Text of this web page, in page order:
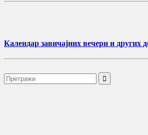
Календар завичајних вечери и других